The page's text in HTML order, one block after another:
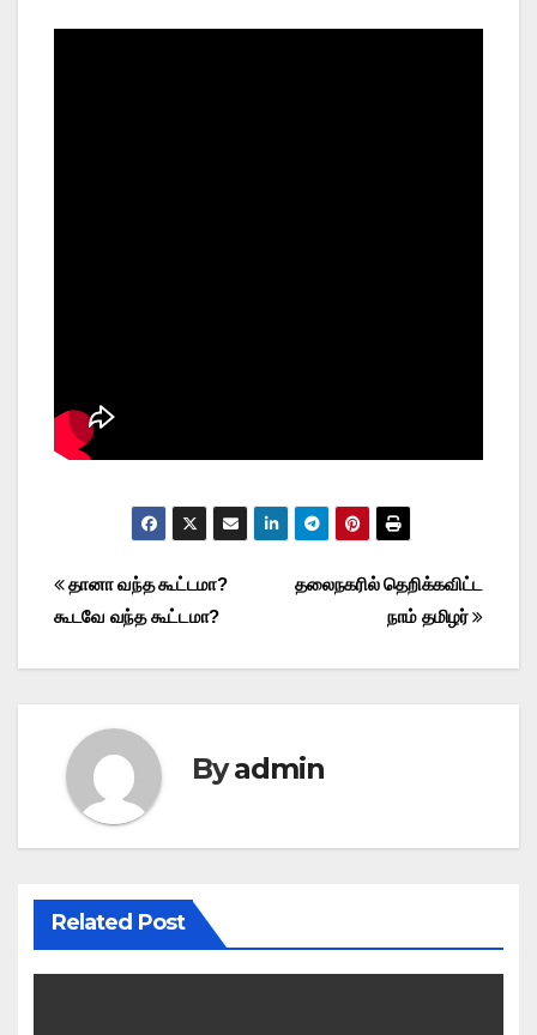
Post
navigation
தலைநகரில் தெறிக்கவிட்ட
நாம் தமிழர்
தானா வந்த கூட்டமா?
கூடவே வந்த கூட்டமா?
Byadmin
Related Post